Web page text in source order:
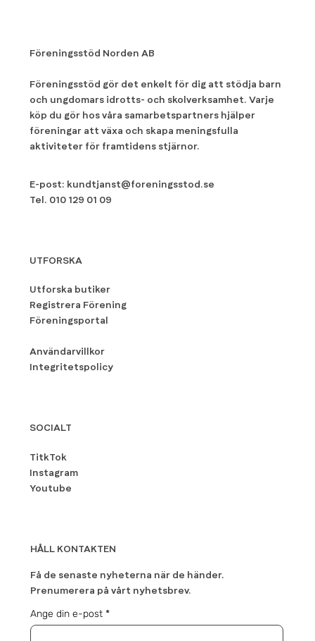
Föreningsstöd Norden AB
Föreningsstöd gör det enkelt för dig att stödja barn
och ungdomars idrotts- och skolverksamhet. Varje
köp du gör hos våra samarbetspartners hjälper
föreningar att växa och skapa meningsfulla
aktiviteter för framtidens stjärnor.
E-post: kundtjanst@foreningsstod.se
Tel. 010 129 01 09
UTFORSKA
Utforska butiker
Registrera Förening
Föreningsportal
Användarvillkor
Integritetspolicy
SOCIALT
TitkTok
Instagram
Youtube
HÅLL KONTAKTEN
Få de senaste nyheterna när de händer.
Prenumerera på vårt nyhetsbrev.
Ange din e-post